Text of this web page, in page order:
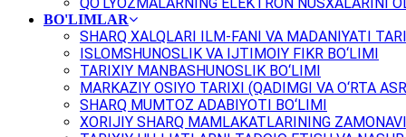
BO'LIMLAR
SHARQ XALQLARI ILM-FANI VA MADANIYATI
ISLOMSHUNOSLIK VA IJTIMOIY FIKR BO‘LIMI
TARIXIY MANBASHUNOSLIK BO‘LIMI
MARKAZIY OSIYO TARIXI (QADIMGI VA O‘RTA
SHARQ MUMTOZ ADABIYOTI BO‘LIMI
XORIJIY SHARQ MAMLAKATLARINING